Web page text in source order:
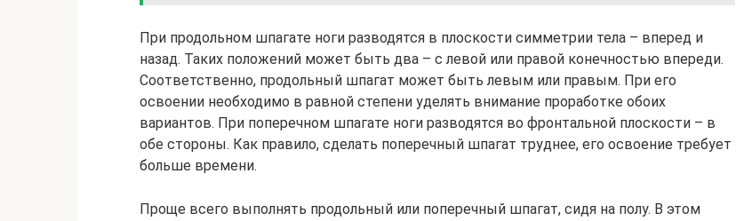
При продольном шпагате ноги разводятся в плоскости симметрии тела – вперед и
назад. Таких положений может быть два – с левой или правой конечностью впереди.
Соответственно, продольный шпагат может быть левым или правым. При его
освоении необходимо в равной степени уделять внимание проработке обоих
вариантов. При поперечном шпагате ноги разводятся во фронтальной плоскости – в
обе стороны. Как правило, сделать поперечный шпагат труднее, его освоение требует
больше времени.
Проще всего выполнять продольный или поперечный шпагат, сидя на полу. В этом